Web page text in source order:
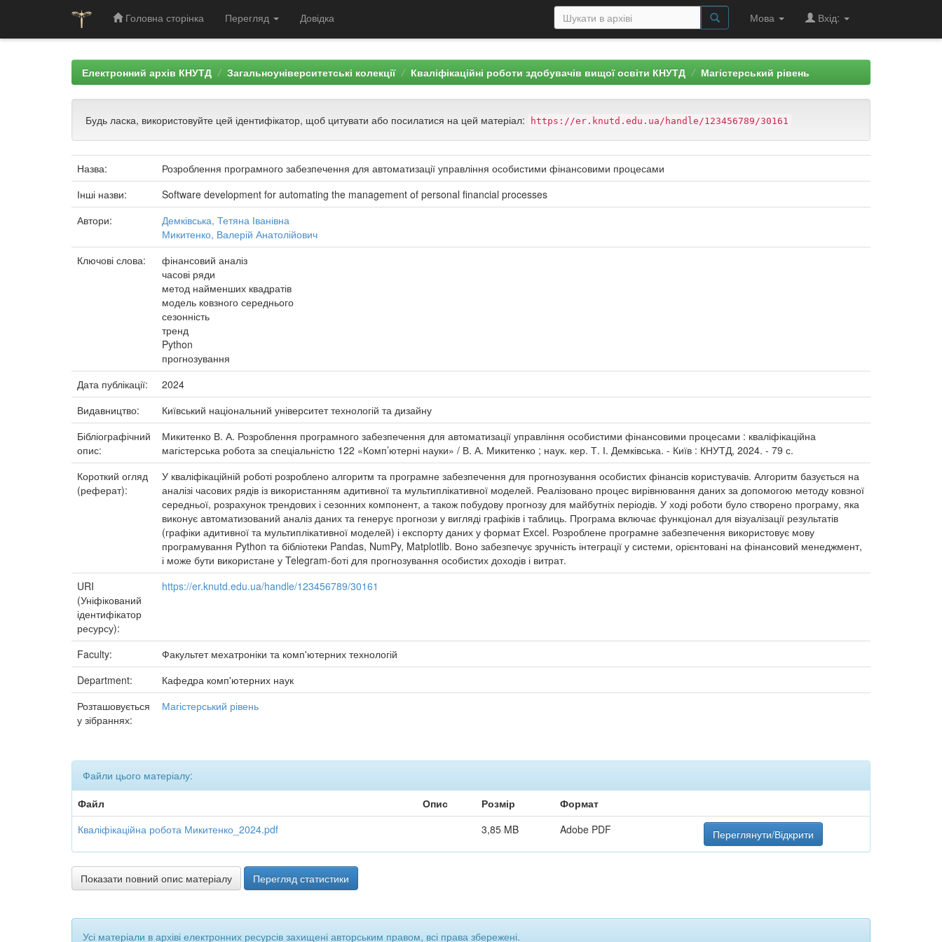
Головна сторінка Перегляд Довідка Мова Вхід:
Електронний архів КНУТД Загальноуніверситетські колекції Кваліфікаційні роботи здобувачів вищої освіти КНУТД Магістерський рівень
Будь ласка, використовуйте цей ідентифікатор, щоб цитувати або посилатися на цей матеріал: https://er.knutd.edu.ua/handle/123456789/30161
Назва:
Розроблення програмного забезпечення для автоматизації управління особистими фінансовими процесами
Інші назви:
Software development for automating the management of personal financial processes
Автори:
Демківська, Тетяна Іванівна
Микитенко, Валерій Анатолійович
Ключові слова:
фінансовий аналіз
часові ряди
метод найменших квадратів
модель ковзного середнього
сезонність
тренд
Python
прогнозування
Дата публікації:
2024
Видавництво:
Київський національний університет технологій та дизайну
Бібліографічний
опис:
Микитенко В. А. Розроблення програмного забезпечення для автоматизації управління особистими фінансовими процесами : кваліфікаційна
магістерська робота за спеціальністю 122 «Комп’ютерні науки» / В. А. Микитенко ; наук. кер. Т. І. Демківська. - Київ : КНУТД, 2024. - 79 с.
Короткий огляд
(реферат):
У кваліфікаційній роботі розроблено алгоритм та програмне забезпечення для прогнозування особистих фінансів користувачів. Алгоритм базується на
аналізі часових рядів із використанням адитивної та мультиплікативної моделей. Реалізовано процес вирівнювання даних за допомогою методу ковзної
середньої, розрахунок трендових і сезонних компонент, а також побудову прогнозу для майбутніх періодів. У ході роботи було створено програму, яка
виконує автоматизований аналіз даних та генерує прогнози у вигляді графіків і таблиць. Програма включає функціонал для візуалізації результатів
(графіки адитивної та мультиплікативної моделей) і експорту даних у формат Excel. Розроблене програмне забезпечення використовує мову
програмування Python та бібліотеки Pandas, NumPy, Matplotlib. Воно забезпечує зручність інтеграції у системи, орієнтовані на фінансовий менеджмент,
і може бути використане у Telegram-боті для прогнозування особистих доходів і витрат.
URI
(Уніфікований
ідентифікатор
ресурсу):
https://er.knutd.edu.ua/handle/123456789/30161
Faculty:
Факультет мехатроніки та комп'ютерних технологій
Department:
Кафедра комп'ютерних наук
Розташовується
у зібраннях:
Магістерський рівень
Файли цього матеріалу:
Файл
Опис Розмір
Формат
Кваліфікаційна робота Микитенко_2024.pdf
3,85 MB Adobe PDF Переглянути/Відкрити
Показати повний опис матеріалу Перегляд статистики
Усі матеріали в архіві електронних ресурсів захищені авторським правом, всі права збережені.